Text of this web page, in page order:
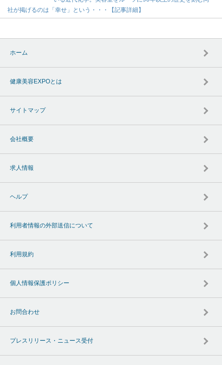
社が掲げるのは「幸せ」という・・・【記事詳細】
ホーム
健康美容EXPOとは
サイトマップ
会社概要
求人情報
ヘルプ
利用者情報の外部送信について
利用規約
個人情報保護ポリシー
お問合わせ
プレスリリース・ニュース受付